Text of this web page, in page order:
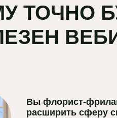
Вы флорист-
расширить сферу
ТОЧНО